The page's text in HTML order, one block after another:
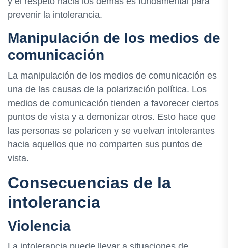
prevenir la intolerancia.
Manipulación de los medios de
comunicación
La manipulación de los medios de comunicación es
una de las causas de la polarización política. Los
medios de comunicación tienden a favorecer ciertos
puntos de vista y a demonizar otros. Esto hace que
las personas se polaricen y se vuelvan intolerantes
hacia aquellos que no comparten sus puntos de
vista.
Consecuencias de la
intolerancia
Violencia